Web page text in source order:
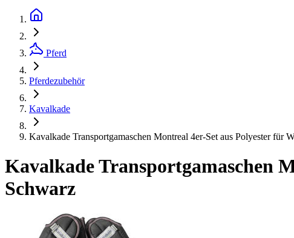
Pferd
Pferdezubehör
Kavalkade
Kavalkade Transportgamaschen Montreal 4er-Set aus Polyester für
Kavalkade Transportgamaschen
Schwarz